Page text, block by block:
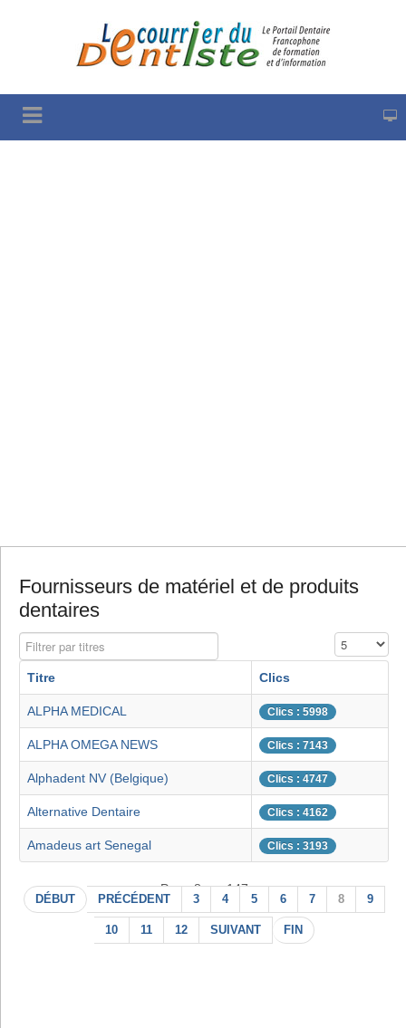
Fournisseurs de matériel et de produits
dentaires
Filtrer par titres Affichage #
Titre Clics
ALPHA MEDICAL Clics : 5998
ALPHA OMEGA NEWS Clics : 7143
Alphadent NV (Belgique) Clics : 4747
Alternative Dentaire Clics : 4162
Amadeus art Senegal Clics : 3193
Page 8 sur 147
DÉBUT PRÉCÉDENT 3 4 5 6 7 8 9
10 11 12 SUIVANT FIN